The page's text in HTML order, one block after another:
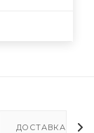
ДОСТАВКА